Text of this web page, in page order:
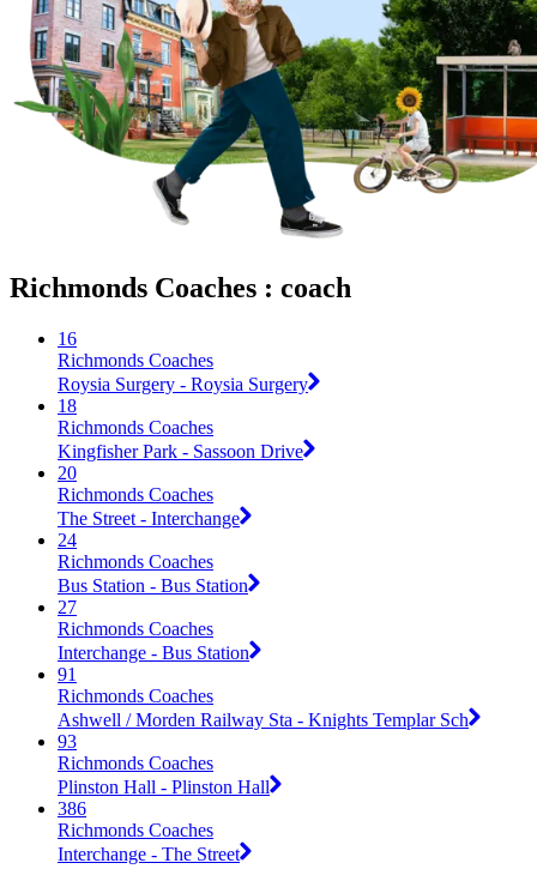
Richmonds Coaches : coach
16
Richmonds Coaches
Roysia Surgery - Roysia Surgery
18
Richmonds Coaches
Kingfisher Park - Sassoon Drive
20
Richmonds Coaches
The Street - Interchange
24
Richmonds Coaches
Bus Station - Bus Station
27
Richmonds Coaches
Interchange - Bus Station
91
Richmonds Coaches
Ashwell / Morden Railway Sta - Knights Templar Sch
93
Richmonds Coaches
Plinston Hall - Plinston Hall
386
Richmonds Coaches
Interchange - The Street